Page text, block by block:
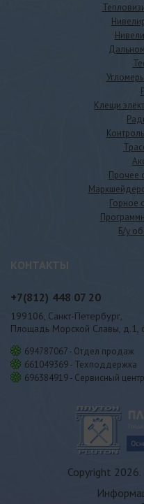
Клещи
Прочее
Горное
Б/у
КОНТАКТЫ
+7(812) 448 07 20
199106, Санкт-Петербург,
Площадь Морской Славы, д.1,
694787067 - Отдел продаж
661049369 - Техподдержка
696384919 - Сервисный центр
Copyright